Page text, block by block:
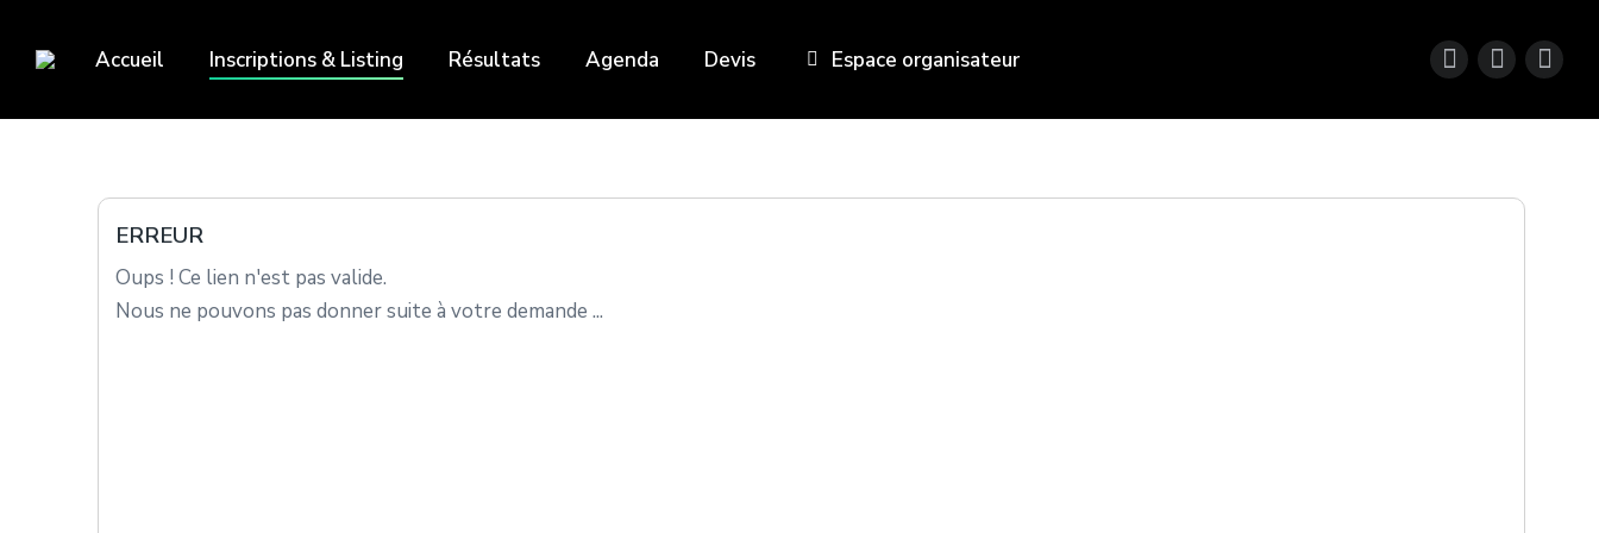
Accueil Inscriptions & Listing Résultats Agenda Devis Espace organisateur
ERREUR
Oups ! Ce lien n'est pas valide.
Nous ne pouvons pas donner suite à votre demande ...